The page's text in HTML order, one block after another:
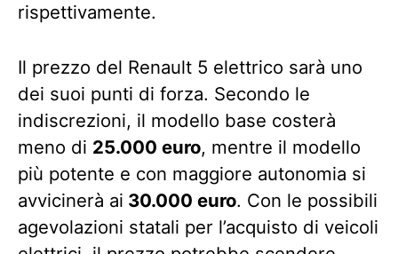
rispettivamente.
Il prezzo del Renault 5 elettrico sarà uno
dei suoi punti di forza. Secondo le
indiscrezioni, il modello base costerà
meno di 25.000 euro, mentre il modello
più potente e con maggiore autonomia si
avvicinerà ai 30.000 euro. Con le possibili
agevolazioni statali per l’acquisto di veicoli